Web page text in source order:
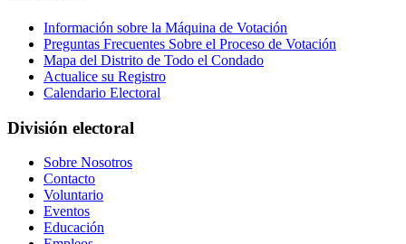
Información sobre la Máquina de Votación
Preguntas Frecuentes Sobre el Proceso de Votación
Mapa del Distrito de Todo el Condado
Actualice su Registro
Calendario Electoral
División electoral
Sobre Nosotros
Contacto
Voluntario
Eventos
Educación